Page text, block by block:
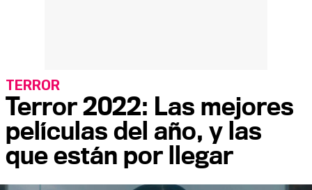
Terror 2022: Las mejores
películas del año, y las
que están por llegar
TERROR